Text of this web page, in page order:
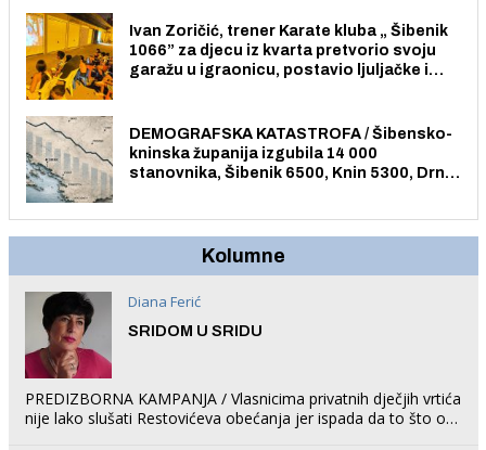
Ivan Zoričić, trener Karate kluba „ Šibenik
1066” za djecu iz kvarta pretvorio svoju
garažu u igraonicu, postavio ljuljačke i
DEMOGRAFSKA KATASTROFA / Šibensko-
kninska županija izgubila 14 000
stanovnika, Šibenik 6500, Knin 5300, Drniš
Kolumne
Diana Ferić
SRIDOM U SRIDU
PREDIZBORNA KAMPANJA / Vlasnicima privatnih dječjih vrtića
nije lako slušati Restovićeva obećanja jer ispada da to što oni